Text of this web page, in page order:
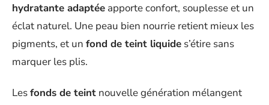
hydratante adaptée apporte confort, souplesse et un
éclat naturel. Une peau bien nourrie retient mieux les
pigments, et un fond de teint liquide s’étire sans
marquer les plis.
Lesfonds de teint nouvelle génération mélangent